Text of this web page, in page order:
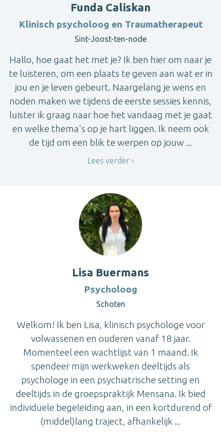
Funda Caliskan
Klinisch psycholoog en Traumatherapeut
Sint-Joost-ten-node
Hallo, hoe gaat het met je? Ik ben hier om naar je
te luisteren, om een plaats te geven aan wat er in
jou en je leven gebeurt. Naargelang je wens en
noden maken we tijdens de eerste sessies kennis,
luister ik graag naar hoe het vandaag met je gaat
en welke thema's op je hart liggen. Ik neem ook
de tijd om een blik te werpen op jouw ...
Lees verder
Lisa Buermans
Psycholoog
Schoten
Welkom! Ik ben Lisa, klinisch psychologe voor
volwassenen en ouderen vanaf 18 jaar.
Momenteel een wachtlijst van 1 maand. Ik
spendeer mijn werkweken deeltijds als
psychologe in een psychiatrische setting en
deeltijds in de groepspraktijk Mensana. Ik bied
individuele begeleiding aan, in een kortdurend of
(middel)lang traject, afhankelijk ...